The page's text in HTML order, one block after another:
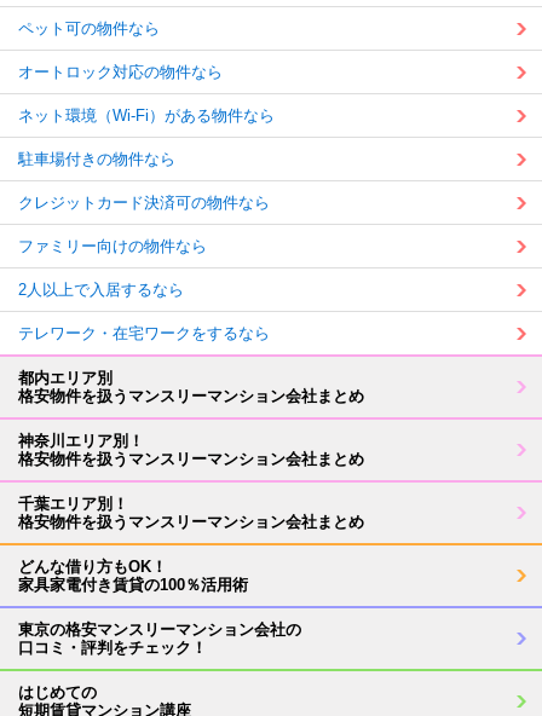
ペット可の物件なら
オートロック対応の物件なら
ネット環境（Wi-Fi）がある物件なら
駐車場付きの物件なら
クレジットカード決済可の物件なら
ファミリー向けの物件なら
2人以上で入居するなら
テレワーク・在宅ワークをするなら
都内エリア別
格安物件を扱うマンスリーマンション会社まとめ
神奈川エリア別！
格安物件を扱うマンスリーマンション会社まとめ
千葉エリア別！
格安物件を扱うマンスリーマンション会社まとめ
どんな借り方もOK！
家具家電付き賃貸の100％活用術
東京の格安マンスリーマンション会社の
口コミ・評判をチェック！
はじめての
短期賃貸マンション講座